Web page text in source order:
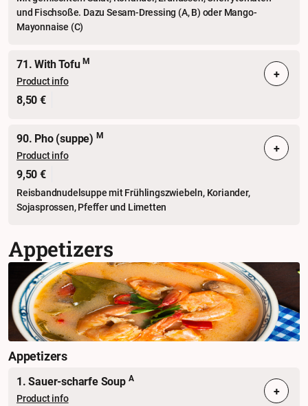
und Fischsoße. Dazu Sesam-Dressing (A, B) oder Mango-
Mayonnaise (C)
71. With TofuM
Product info
8,50 €
+
90. Pho (suppe) M
Product info
9,50 €
Reisbandnudelsuppe mit Frühlingszwiebeln, Koriander,
Sojasprossen, Pfeffer und Limetten
+
Appetizers
Appetizers
1. Sauer-scharfe Soup A
Product info +